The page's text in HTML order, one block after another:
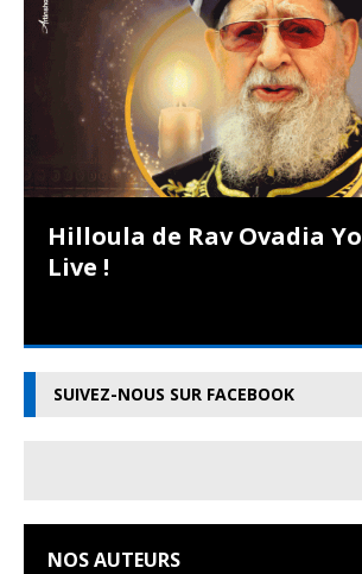
Hilloula de Rav Ovadia
Live !
SUIVEZ-NOUS SUR FACEBOOK
NOS AUTEURS